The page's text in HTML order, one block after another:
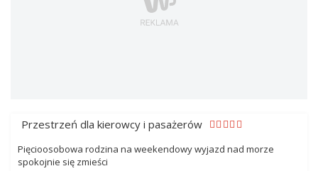
Przestrzeń dla kierowcy i pasażerów
Pięcioosobowa rodzina na weekendowy wyjazd nad morze
spokojnie się zmieści